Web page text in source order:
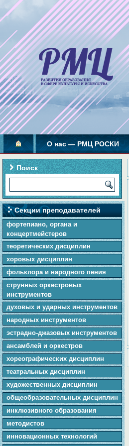
О нас — РМЦ РОСКИ
Поиск
Секции преподавателей
фортепиано, органа и
концертмейстеров
теоретических дисциплин
хоровых дисциплин
фольклора и народного пения
cтpунныx оркестровых
инструментов
духовых и ударных инструментов
народных инструментов
эстрадно-джазовых инструментов
ансамблей и оркестров
хореографических дисциплин
театральных дисциплин
художественных дисциплин
общеобразовательных дисциплин
инклюзивного образования
методистов
инновационных технологий